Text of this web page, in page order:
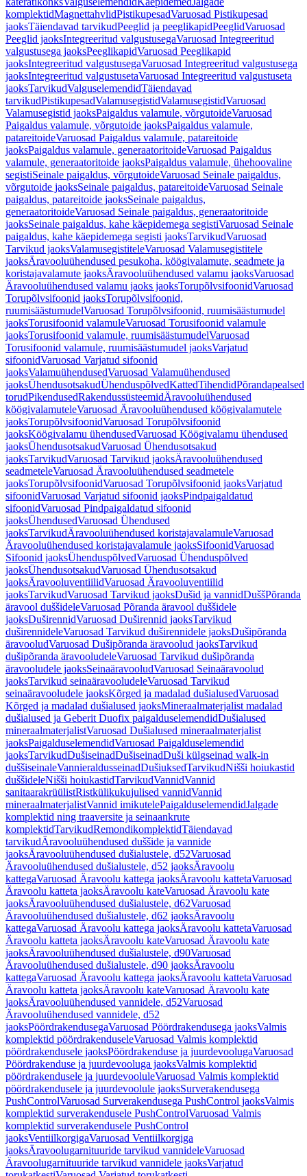
komplektidMagnettahvlidPistikupesadVaruosad Pistikupesad
jaoksTäiendavad tarvikudPeeglid ja peeglikapidPeeglidVaruosad
Peeglid jaoksIntegreeritud valgustusegaVaruosad Integreeritud
valgustusega jaoksPeeglikapidVaruosad Peeglikapid
jaoksIntegreeritud valgustusegaVaruosad Integreeritud valgustusega
jaoksIntegreeritud valgustusetaVaruosad Integreeritud valgustuseta
jaoksTarvikudValguselemendidTäiendavad
tarvikudPistikupesadValamusegistidValamusegistidVaruosad
Valamusegistid jaoksPaigaldus valamule, võrgutoideVaruosad
Paigaldus valamule, võrgutoide jaoksPaigaldus valamule,
patareitoideVaruosad Paigaldus valamule, patareitoide
jaoksPaigaldus valamule, generaatoritoideVaruosad Paigaldus
valamule, generaatoritoide jaoksPaigaldus valamule, ühehoovaline
segistiSeinale paigaldus, võrgutoideVaruosad Seinale paigaldus,
võrgutoide jaoksSeinale paigaldus, patareitoideVaruosad Seinale
paigaldus, patareitoide jaoksSeinale paigaldus,
generaatoritoideVaruosad Seinale paigaldus, generaatoritoide
jaoksSeinale paigaldus, kahe käepidemega segistiVaruosad Seinale
paigaldus, kahe käepidemega segisti jaoksTarvikudVaruosad
Tarvikud jaoksValamusegistiteleVaruosad Valamusegistitele
jaoksÄravooluühendused pesukoha, köögivalamute, seadmete ja
koristajavalamute jaoksÄravooluühendused valamu jaoksVaruosad
Äravooluühendused valamu jaoks jaoksTorupõlvsifoonidVaruosad
Torupõlvsifoonid jaoksTorupõlvsifoonid,
ruumisäästumudelVaruosad Torupõlvsifoonid, ruumisäästumudel
jaoksTorusifoonid valamuleVaruosad Torusifoonid valamule
jaoksTorusifoonid valamule, ruumisäästumudelVaruosad
Torusifoonid valamule, ruumisäästumudel jaoksVarjatud
sifoonidVaruosad Varjatud sifoonid
jaoksValamuühendusedVaruosad Valamuühendused
jaoksÜhendusotsakudÜhenduspõlvedKattedTihendidPõrandapealsed
torudPikendusedRakendussüsteemidÄravooluühendused
köögivalamuteleVaruosad Äravooluühendused köögivalamutele
jaoksTorupõlvsifoonidVaruosad Torupõlvsifoonid
jaoksKöögivalamu ühendusedVaruosad Köögivalamu ühendused
jaoksÜhendusotsakudVaruosad Ühendusotsakud
jaoksTarvikudVaruosad Tarvikud jaoksÄravooluühendused
seadmeteleVaruosad Äravooluühendused seadmetele
jaoksTorupõlvsifoonidVaruosad Torupõlvsifoonid jaoksVarjatud
sifoonidVaruosad Varjatud sifoonid jaoksPindpaigaldatud
sifoonidVaruosad Pindpaigaldatud sifoonid
jaoksÜhendusedVaruosad Ühendused
jaoksTarvikudÄravooluühendused koristajavalamuleVaruosad
Äravooluühendused koristajavalamule jaoksSifoonidVaruosad
Sifoonid jaoksÜhenduspõlvedVaruosad Ühenduspõlved
jaoksÜhendusotsakudVaruosad Ühendusotsakud
jaoksÄravooluventiilidVaruosad Äravooluventiilid
jaoksTarvikudVaruosad Tarvikud jaoksDušid ja vannidDuššPõranda
äravool duššideleVaruosad Põranda äravool duššidele
jaoksDuširennidVaruosad Duširennid jaoksTarvikud
duširennideleVaruosad Tarvikud duširennidele jaoksDušipõranda
äravooludVaruosad Dušipõranda äravoolud jaoksTarvikud
dušipõranda äravooludeleVaruosad Tarvikud dušipõranda
äravooludele jaoksSeinaäravooludVaruosad Seinaäravoolud
jaoksTarvikud seinaäravooludeleVaruosad Tarvikud
seinaäravooludele jaoksKõrged ja madalad dušialusedVaruosad
Kõrged ja madalad dušialused jaoksMineraalmaterjalist madalad
dušialused ja Geberit Duofix paigalduselemendidDušialused
mineraalmaterjalistVaruosad Dušialused mineraalmaterjalist
jaoksPaigalduselemendidVaruosad Paigalduselemendid
jaoksTarvikudDušiseinadDušiseinadDuši külgseinad walk-in
duššiseinaleVannieraldusseinadDušiuksedTarvikudNišši hoiukastid
duššideleNišši hoiukastidTarvikudVannidVannid
sanitaarakrüülistRistkülikukujulised vannidVannid
mineraalmaterjalistVannid imikutelePaigalduselemendidJalgade
komplektid ning traaversite ja seinaankrute
komplektidTarvikudRemondikomplektidTäiendavad
tarvikudÄravooluühendused duššide ja vannide
jaoksÄravooluühendused dušialustele, d52Varuosad
Äravooluühendused dušialustele, d52 jaoksÄravoolu
kattegaVaruosad Äravoolu kattega jaoksÄravoolu kattetaVaruosad
Äravoolu katteta jaoksÄravoolu kateVaruosad Äravoolu kate
jaoksÄravooluühendused dušialustele, d62Varuosad
Äravooluühendused dušialustele, d62 jaoksÄravoolu
kattegaVaruosad Äravoolu kattega jaoksÄravoolu kattetaVaruosad
Äravoolu katteta jaoksÄravoolu kateVaruosad Äravoolu kate
jaoksÄravooluühendused dušialustele, d90Varuosad
Äravooluühendused dušialustele, d90 jaoksÄravoolu
kattegaVaruosad Äravoolu kattega jaoksÄravoolu kattetaVaruosad
Äravoolu katteta jaoksÄravoolu kateVaruosad Äravoolu kate
jaoksÄravooluühendused vannidele, d52Varuosad
Äravooluühendused vannidele, d52
jaoksPöördrakendusegaVaruosad Pöördrakendusega jaoksValmis
komplektid pöördrakenduseleVaruosad Valmis komplektid
pöördrakendusele jaoksPöördrakenduse ja juurdevoolugaVaruosad
Pöördrakenduse ja juurdevooluga jaoksValmis komplektid
pöördrakendusele ja juurdevooluleVaruosad Valmis komplektid
pöördrakendusele ja juurdevoolule jaoksSurverakendusega
PushControlVaruosad Surverakendusega PushControl jaoksValmis
komplektid surverakendusele PushControlVaruosad Valmis
komplektid surverakendusele PushControl
jaoksVentiilkorgigaVaruosad Ventiilkorgiga
jaoksÄravoolugarnituuride tarvikud vannideleVaruosad
Äravoolugarnituuride tarvikud vannidele jaoksVarjatud